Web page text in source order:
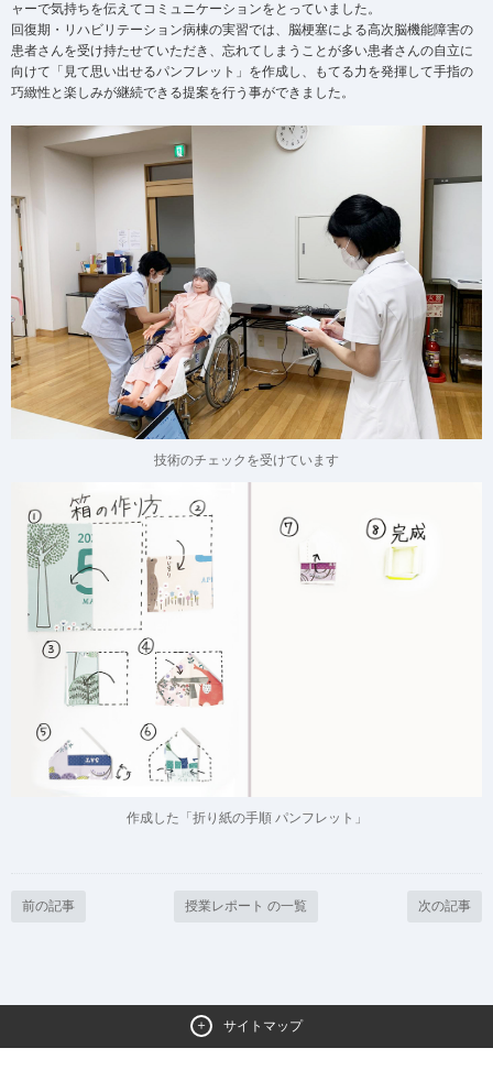
ャーで気持ちを伝えてコミュニケーションをとっていました。
回復期・リハビリテーション病棟の実習では、脳梗塞による高次脳機能障害の
患者さんを受け持たせていただき、忘れてしまうことが多い患者さんの自立に
向けて「見て思い出せるパンフレット」を作成し、もてる力を発揮して手指の
巧緻性と楽しみが継続できる提案を行う事ができました。
技術のチェックを受けています
作成した「折り紙の手順 パンフレット」
前の記事 授業レポート の一覧 次の記事
サイトマップ